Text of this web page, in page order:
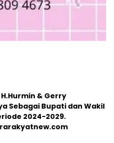
& Gerry
Sebagai Bupati dan Wakil
2024-2029.